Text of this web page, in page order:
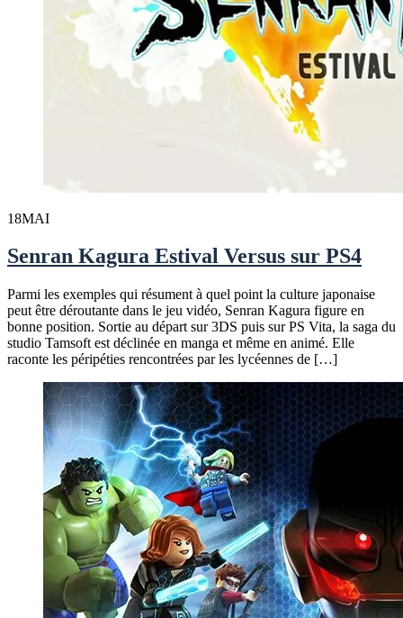
18MAI
Senran Kagura Estival Versus sur PS4
Parmi les exemples qui résument à quel point la culture japonaise
peut être déroutante dans le jeu vidéo, Senran Kagura figure en
bonne position. Sortie au départ sur 3DS puis sur PS Vita, la saga du
studio Tamsoft est déclinée en manga et même en animé. Elle
raconte les péripéties rencontrées par les lycéennes de […]